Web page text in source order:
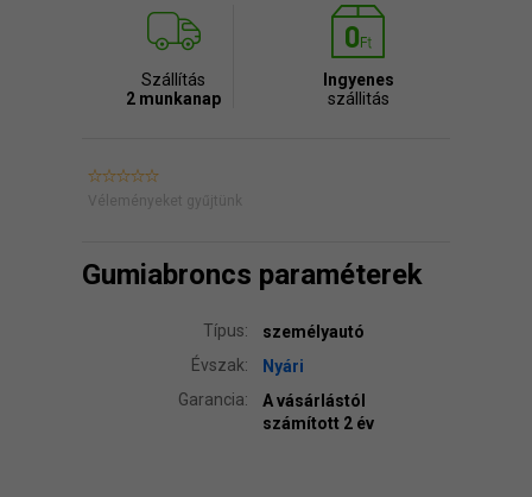
Szállítás
2 munkanap
Ingyenes
szállitás
Véleményeket gyűjtünk
Gumiabroncs paraméterek
Típus:
személyautó
Évszak:
Nyári
Garancia:
A vásárlástól
számított 2 év